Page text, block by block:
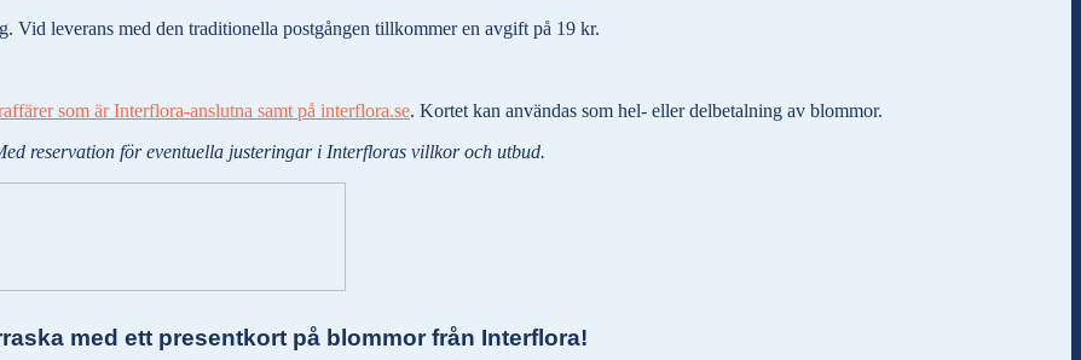
Vid leverans med den traditionella postgången tillkommer en avgift på 19 kr.
som är Interflora-anslutna samt på interflora.se. Kortet kan användas som hel- eller delbetalning av blommor.
reservation för eventuella justeringar i Interfloras villkor och utbud.
med ett presentkort på blommor från Interflora!